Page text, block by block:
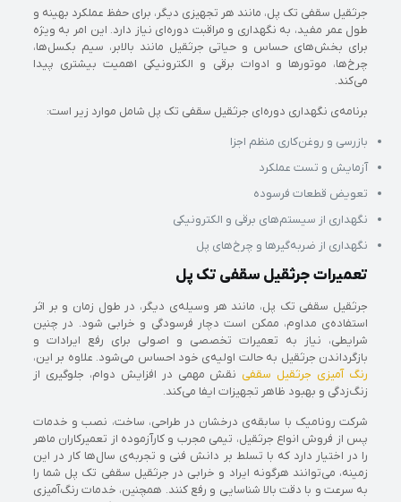
جرثقیل سقفی تک پل، مانند هر تجهیزی دیگر، برای حفظ عملکرد بهینه و
طول عمر مفید، به نگهداری و مراقبت دوره‌ای نیاز دارد. این امر به ویژه
برای بخش‌های حساس و حیاتی جرثقیل مانند بالابر، سیم بکسل‌ها،
چرخ‌ها، موتورها و ادوات برقی و الکترونیکی اهمیت بیشتری پیدا
می‌کند.
برنامه‌ی نگهداری دوره‌ای جرثقیل سقفی تک پل شامل موارد زیر است:
بازرسی و روغن‌کاری منظم اجزا
آزمایش و تست عملکرد
تعویض قطعات فرسوده
نگهداری از سیستم‌های برقی و الکترونیکی
نگهداری از ضربه‌گیرها و چرخ‌های پل
‏تعمیرات جرثقیل سقفی تک پل
جرثقیل سقفی تک پل، مانند هر وسیله‌ی دیگر، در طول زمان و بر اثر
استفاده‌ی مداوم، ممکن است دچار فرسودگی و خرابی شود. در چنین
شرایطی، نیاز به تعمیرات تخصصی و اصولی برای رفع ایرادات و
بازگرداندن جرثقیل به حالت اولیه‌ی خود احساس می‌شود. علاوه بر این،
رنگ‌ آمیزی جرثقیل سقفی نقش مهمی در افزایش دوام، جلوگیری از
زنگ‌زدگی و بهبود ظاهر تجهیزات ایفا می‌کند.
شرکت رونامیک با سابقه‌ی درخشان در طراحی، ساخت، نصب و خدمات
پس از فروش انواع جرثقیل، تیمی مجرب و کارآزموده از تعمیرکاران ماهر
را در اختیار دارد که با تسلط بر دانش فنی و تجربه‌ی سال‌ها کار در این
زمینه، می‌توانند هرگونه ایراد و خرابی در جرثقیل سقفی تک پل شما را
به سرعت و با دقت بالا شناسایی و رفع کنند. همچنین، خدمات رنگ‌آمیزی